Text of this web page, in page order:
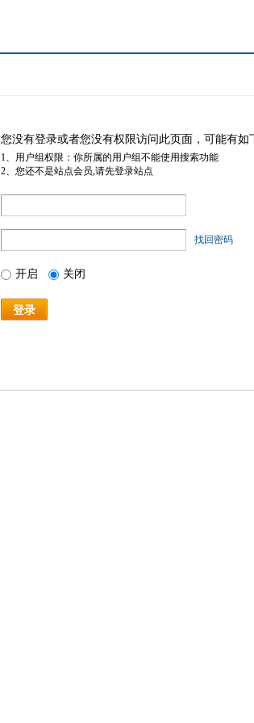
您没有登录或者您没有权限访问此页面，可能有如
1、用户组权限：你所属的用户组不能使用搜索功能
2、您还不是站点会员,请先登录站点
找回密码
开启 关闭
登录